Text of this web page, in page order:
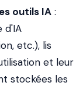
outils IA :
d'IA
etc.), lis
et leur
stockées les